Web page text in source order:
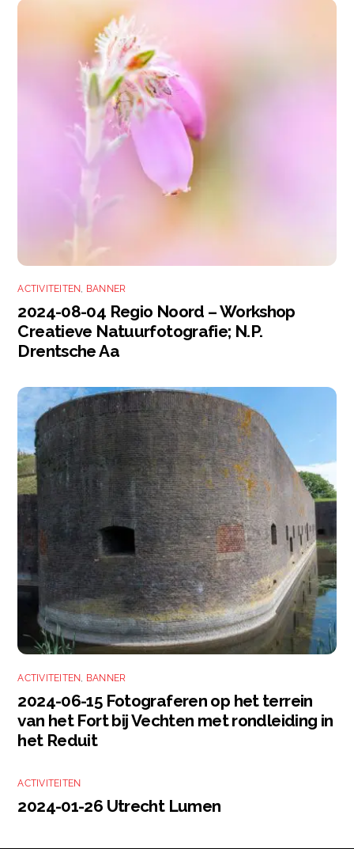
ACTIVITEITEN, BANNER
2024-08-04 Regio Noord – Workshop
Creatieve Natuurfotografie; N.P.
Drentsche Aa
ACTIVITEITEN BANNER
2024-06-15 Fotograferen op het terrein
van het Fort bij Vechten met rondleiding in
het Reduit
ACTIVITEITEN
2024-01-26 Utrecht Lumen